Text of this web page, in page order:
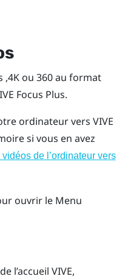
,4K ou 360 au format
Focus Plus.
ordinateur vers VIVE
si vous en avez
de l’ordinateur vers
ouvrir le Menu
l’accueil VIVE,